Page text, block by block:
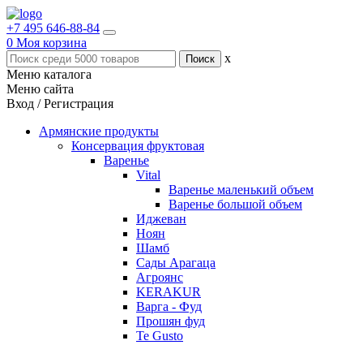
+7 495 646-88-84
0 Моя корзина
x
Меню каталога
Меню сайта
Вход / Регистрация
Армянские продукты
Консервация фруктовая
Варенье
Vital
Варенье маленький объем
Варенье большой объем
Иджеван
Ноян
Шамб
Сады Арагаца
Агроянс
KERAKUR
Варга - Фуд
Прошян фуд
Te Gusto